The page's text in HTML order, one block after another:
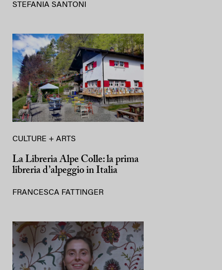
STEFANIA SANTONI
CULTURE + ARTS
La Libreria Alpe Colle: la prima
libreria d’alpeggio in Italia
FRANCESCA FATTINGER